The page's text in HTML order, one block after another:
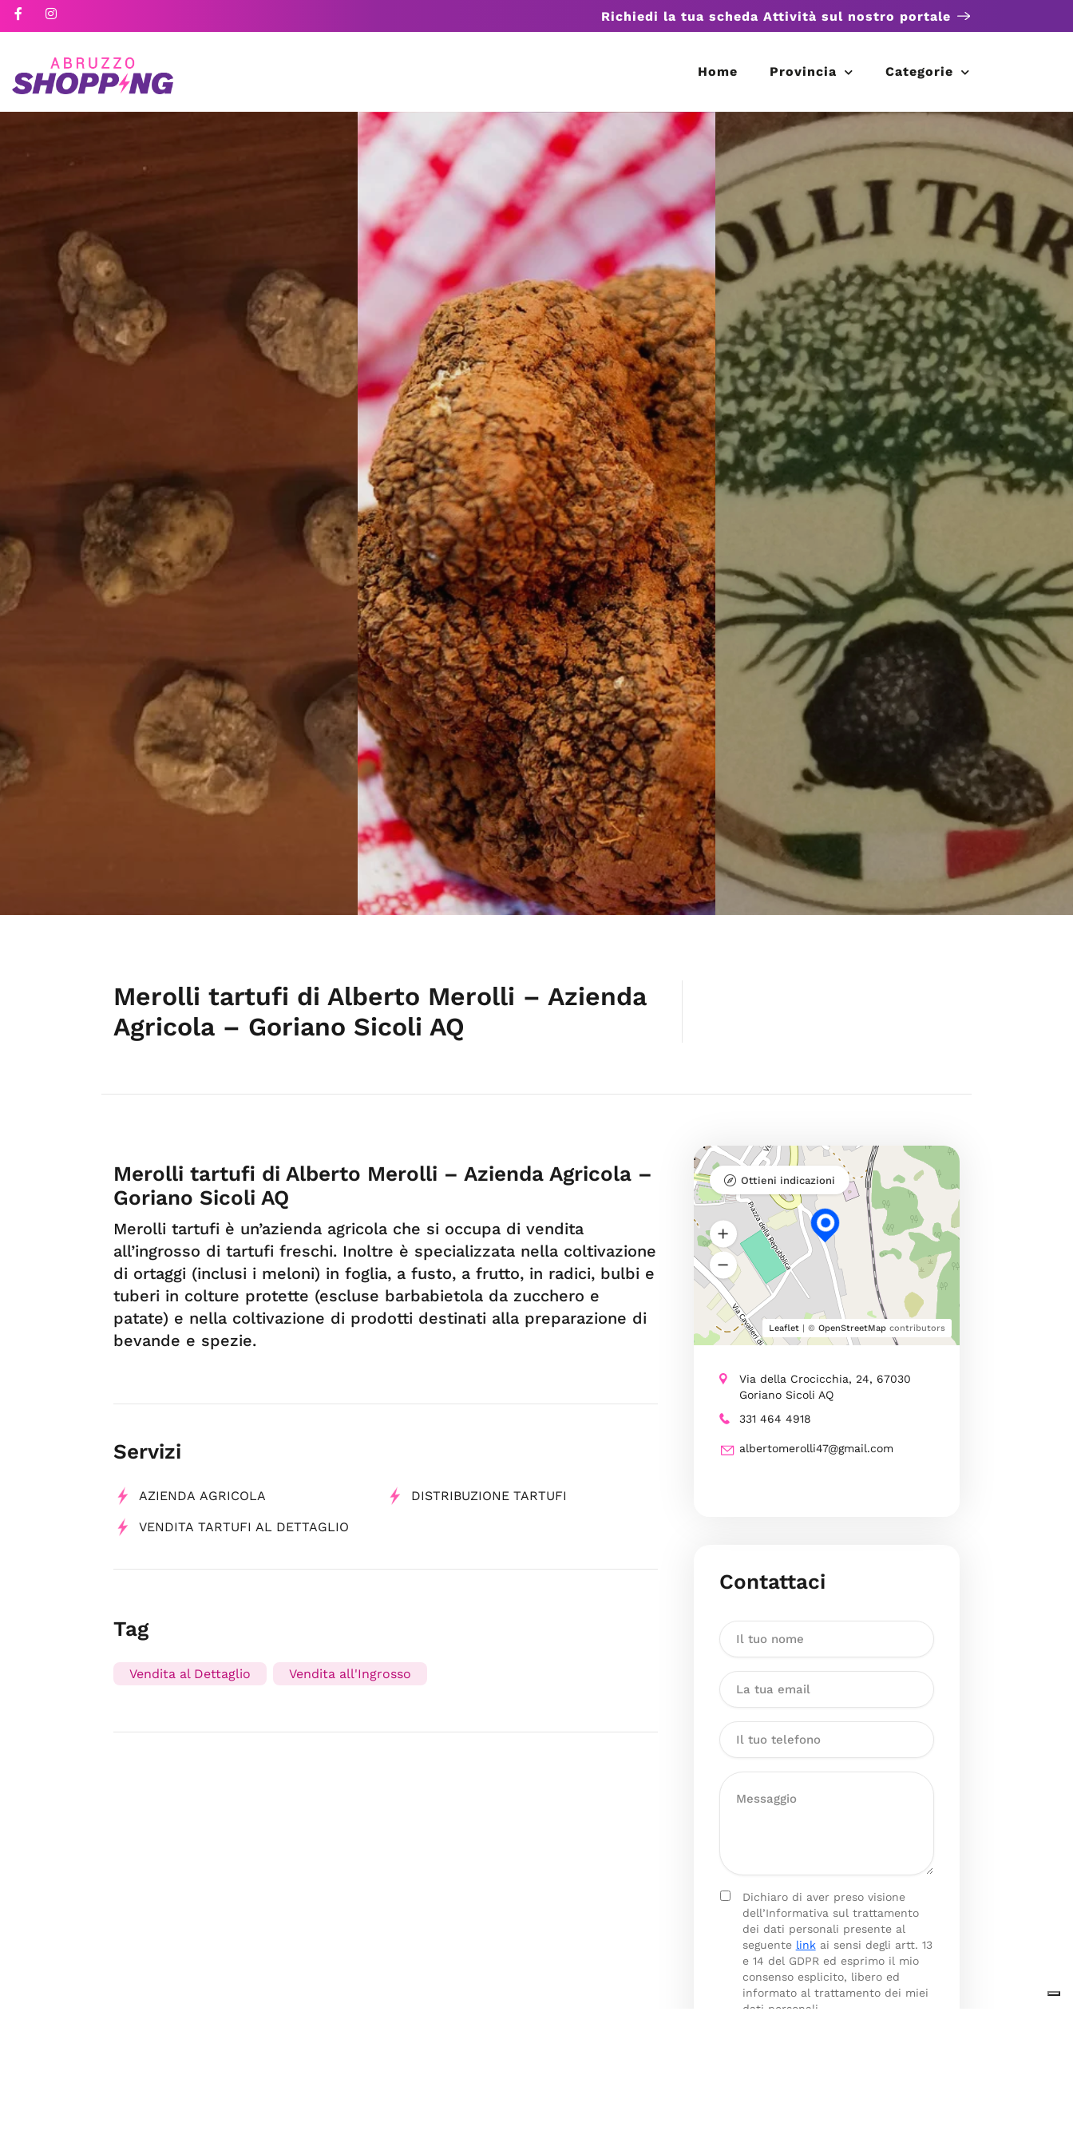
Richiedi la tua scheda Attività sul nostro portale
Home Provincia Categorie
Merolli tartufi di Alberto Merolli – Azienda
Agricola – Goriano Sicoli AQ
Merolli tartufi di Alberto Merolli – Azienda Agricola –
Goriano Sicoli AQ
Merolli tartufi è un’azienda agricola che si occupa di vendita
all’ingrosso di tartufi freschi. Inoltre è specializzata nella coltivazione
di ortaggi (inclusi i meloni) in foglia, a fusto, a frutto, in radici, bulbi e
tuberi in colture protette (escluse barbabietola da zucchero e
patate) e nella coltivazione di prodotti destinati alla preparazione di
bevande e spezie.
Servizi
AZIENDA AGRICOLA DISTRIBUZIONE TARTUFI
VENDITA TARTUFI AL DETTAGLIO
Tag
Vendita al Dettaglio Vendita all'Ingrosso
Leaflet| © OpenStreetMapcontributors
Ottieni indicazioni
Via della Crocicchia, 24, 67030
Goriano Sicoli AQ
331 464 4918
albertomerolli47@gmail.com
Contattaci
Dichiaro di aver preso visione
dell’Informativa sul trattamento
dei dati personali presente al
seguente linkai sensi degli artt. 13
e 14 del GDPR ed esprimo il mio
consenso esplicito, libero ed
informato al trattamento dei miei
dati personali.